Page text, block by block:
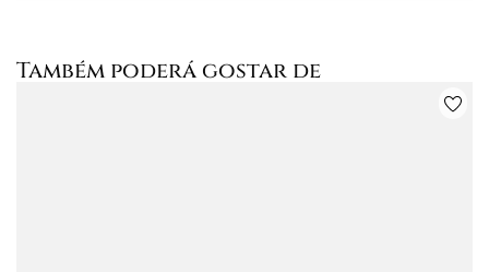
Também poderá gostar de